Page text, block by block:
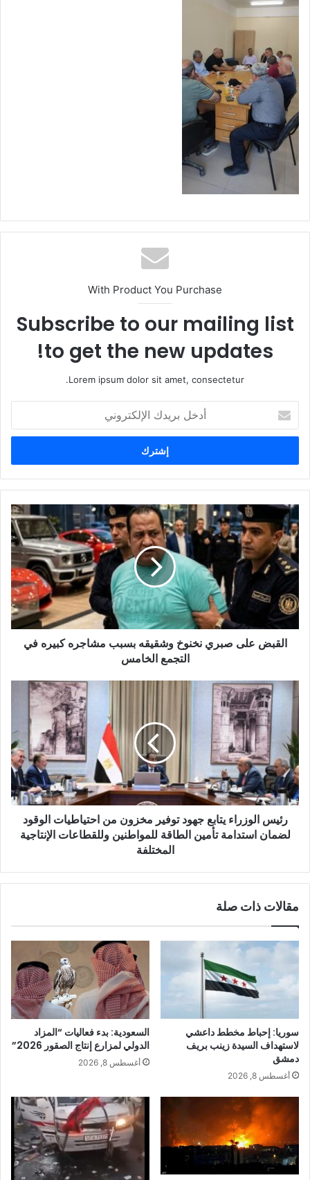
With Product You Purchase
Subscribe to our mailing list
to get the new updates!
Lorem ipsum dolor sit amet, consectetur.
خ
ب
ر
د
ك
ا
ل
إ
ك
ت
القبض على صبري نخنوخ وشقيقه بسبب مشاجره كبيره في
التجمع الخامس
رئيس الوزراء يتابع جهود توفير مخزون من احتياطيات الوقود
لضمان استدامة تأمين الطاقة للمواطنين وللقطاعات الإنتاجية
المختلفة
مقالات ذات صلة
سوريا: إحباط مخطط داعشي
لاستهداف السيدة زينب بريف
دمشق
أغسطس 8, 2026
السعودية: بدء فعاليات “المزاد
الدولي لمزارع إنتاج الصقور 2026”
أغسطس 8, 2026